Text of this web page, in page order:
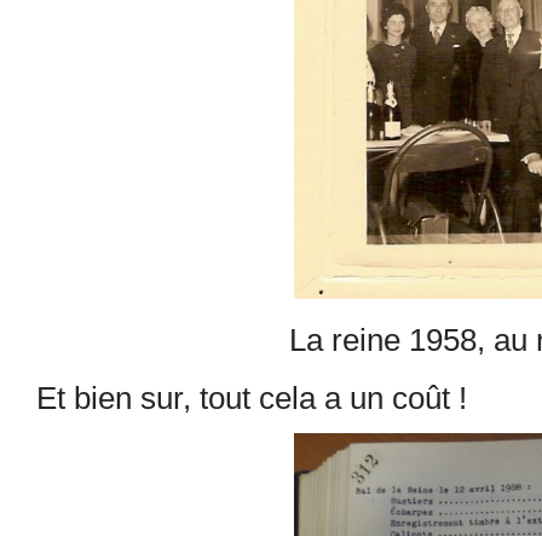
La reine 1958, au
Et bien sur, tout cela a un coût !